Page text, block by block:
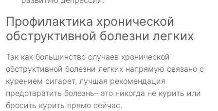
Профилактика хронической
обструктивной болезни легких
Так как большинство случаев хронической
обструктивной болезни легких напрямую связано с
курением сигарет, лучшая рекомендация
предотвратить болезнь– это никогда не курить или
бросить курить прямо сейчас.